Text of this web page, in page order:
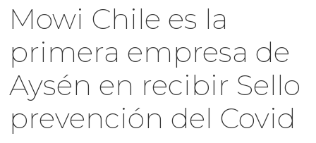
Mowi Chile es la
primera empresa de
Aysén en recibir Sello
prevención del Covid